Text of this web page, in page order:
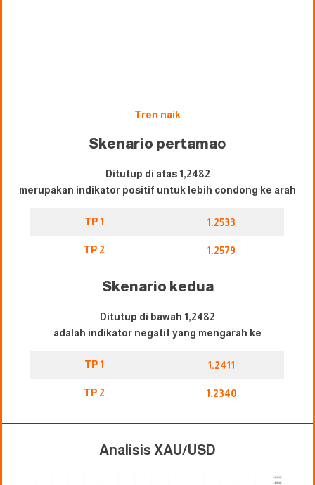
Tren naik
Skenario pertamao
Ditutup di atas 1,2482
merupakan indikator positif untuk lebih condong ke arah
TP 1 1.2533
TP 2 1.2579
Skenario kedua
Ditutup di bawah 1,2482
adalah indikator negatif yang mengarah ke
TP 1 1.2411
TP 2 1.2340
Analisis XAU/USD